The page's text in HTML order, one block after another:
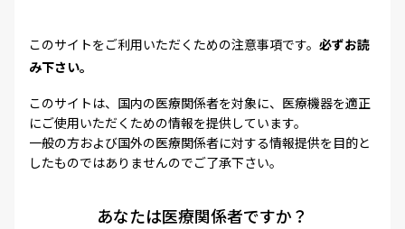
このサイトをご利用いただくための注意事項です。 必ずお読
み下さい。
このサイトは、国内の医療関係者を対象に、医療機器を適正
にご使用いただくための情報を提供しています。
一般の方および国外の医療関係者に対する情報提供を目的と
したものではありませんのでご了承下さい。
あなたは医療関係者ですか？